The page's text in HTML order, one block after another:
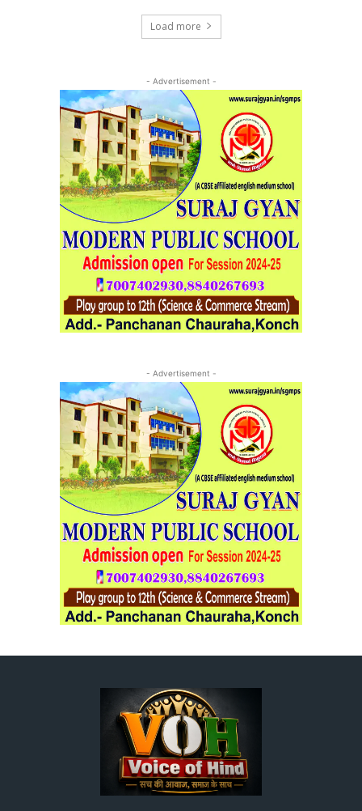
Load more
- Advertisement -
- Advertisement -